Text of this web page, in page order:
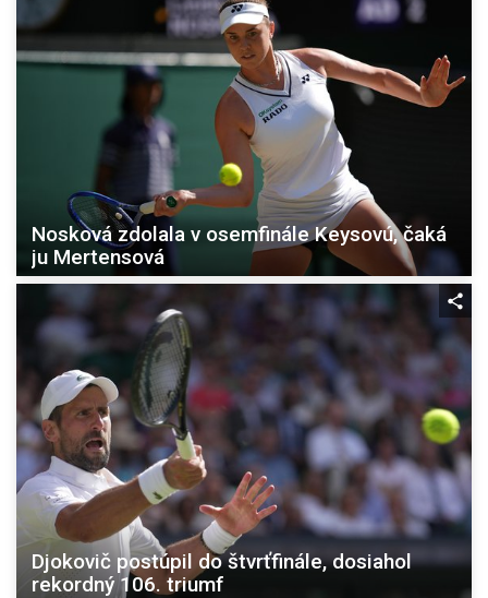
Nosková zdolala v osemfinále Keysovú, čaká
ju Mertensová
Djokovič postúpil do štvrťfinále, dosiahol
rekordný 106. triumf